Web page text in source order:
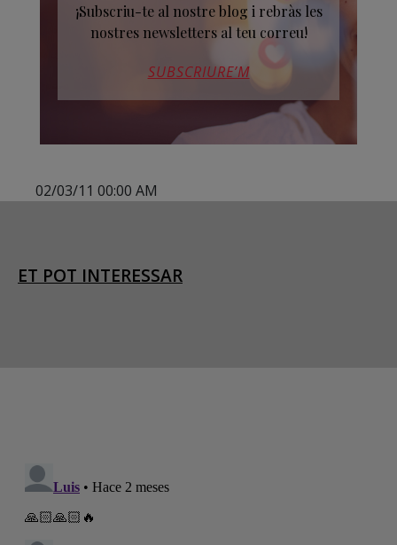
¡Subscriu-te al nostre blog i rebràs les
nostres newsletters al teu correu!
SUBSCRIURE’M
02/03/11 00:00 AM
ET POT INTERESSAR